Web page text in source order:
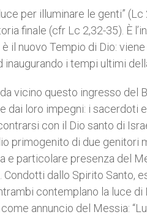
per illuminare le genti”
finale (cfr Lc 2,32-35). È
il nuovo Tempio di Dio:
inaugurando i tempi ultimi
vicino questo ingresso del
dai loro impegni: i
con il Dio santo di
primogenito di due
e particolare presenza del
dallo Spirito Santo,
contemplano la luce
annuncio del Messia: